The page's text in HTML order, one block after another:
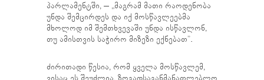
პარლამენტში, – „მაგრამ მათი რაოდენობა
უნდა შემცირდეს და იქ მოსწავლეებმა
მხოლოდ იმ შემთხვევაში უნდა ისწავლონ,
თუ ამისთვის საჭირო მიზეზი ექნებათ”.
ძირითადი წესია, რომ ყველა მოსწავლემ,